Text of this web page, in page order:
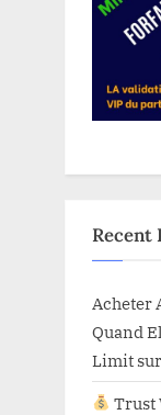
Recent
Acheter
Quand
Limit sur
Trust